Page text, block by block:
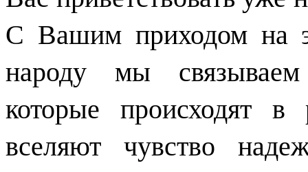
С Вашим приходом на
народу мы связываем
которые происходят в
вселяют чувство